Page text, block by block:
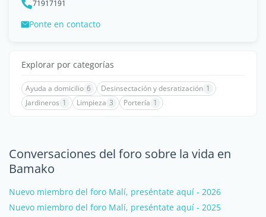
71917191
Ponte en contacto
Explorar por categorías
Ayuda a domicilio 6 Desinsectación y desratización 1
Jardineros 1 Limpieza 3 Portería 1
Conversaciones del foro sobre la vida en
Bamako
Nuevo miembro del foro Malí, preséntate aquí - 2026
Nuevo miembro del foro Malí, preséntate aquí - 2025